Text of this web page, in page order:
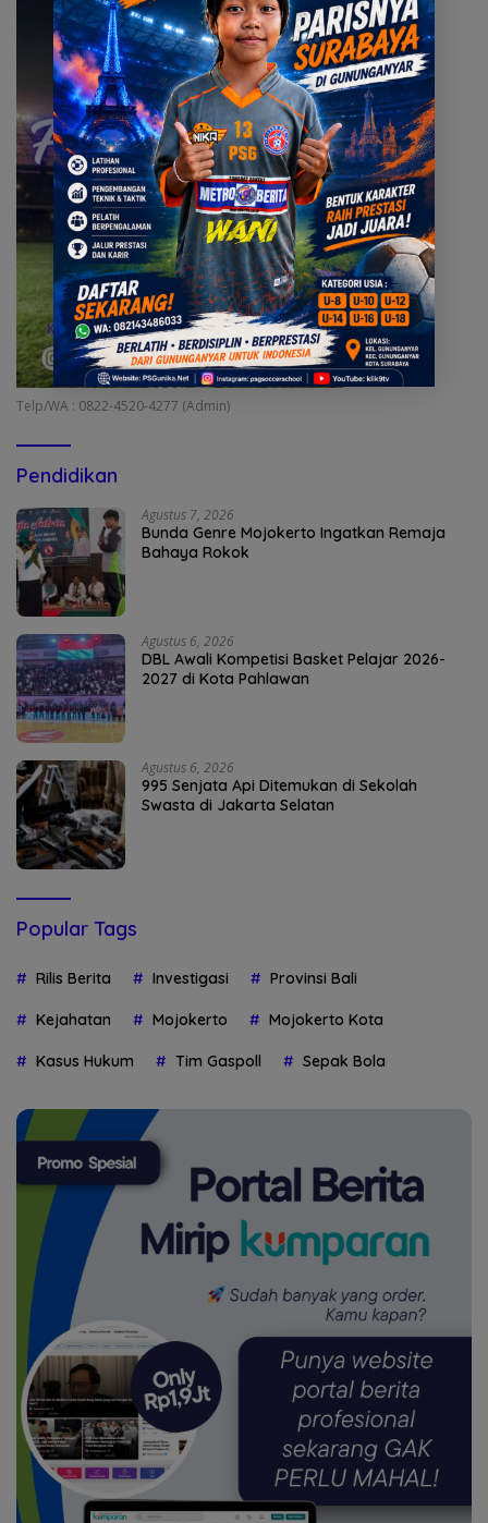
Telp/WA : 0822-4520-4277 (Admin)
Pendidikan
Agustus 7, 2026
Bunda Genre Mojokerto Ingatkan Remaja
Bahaya Rokok
Agustus 6, 2026
DBL Awali Kompetisi Basket Pelajar 2026-
2027 di Kota Pahlawan
Agustus 6, 2026
995 Senjata Api Ditemukan di Sekolah
Swasta di Jakarta Selatan
Popular Tags
Rilis Berita Investigasi Provinsi Bali
Kejahatan Mojokerto Mojokerto Kota
Kasus Hukum Tim Gaspoll Sepak Bola